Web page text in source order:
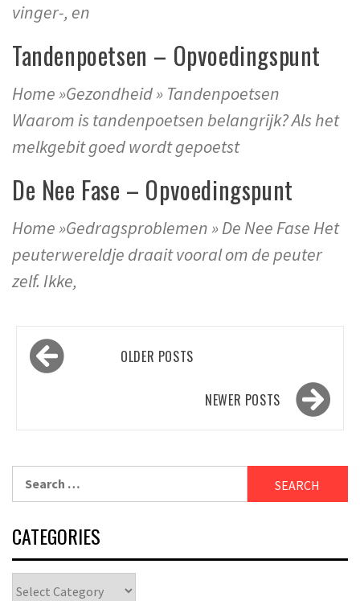
vinger-, en
Tandenpoetsen – Opvoedingspunt
Home »Gezondheid » Tandenpoetsen
Waarom is tandenpoetsen belangrijk? Als het
melkgebit goed wordt gepoetst
De Nee Fase – Opvoedingspunt
Home »Gedragsproblemen » De Nee Fase Het
peuterwereldje draait vooral om de peuter
zelf. Ikke,
Posts
navigation OLDER POSTS
NEWER POSTS
CATEGORIES